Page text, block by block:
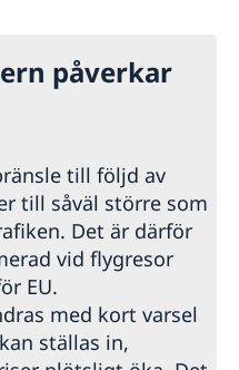
påverkar
till följd av
till såväl större som
Det är därför
vid flygresor
EU.
med kort varsel
ställas in,